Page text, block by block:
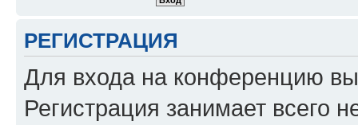
РЕГИСТРАЦИЯ
Для входа на конференцию
Регистрация занимает всего